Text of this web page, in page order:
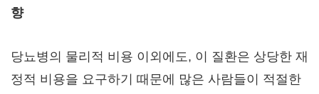
향
당뇨병의 물리적 비용 이외에도, 이 질환은 상당한 재
정적 비용을 요구하기 때문에 많은 사람들이 적절한